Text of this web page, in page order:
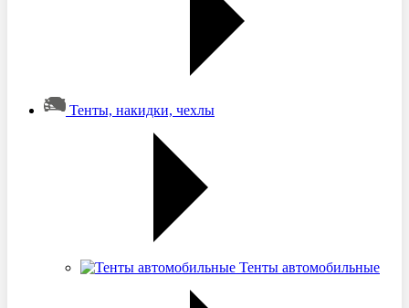
Тенты, накидки, чехлы
Тенты автомобильные